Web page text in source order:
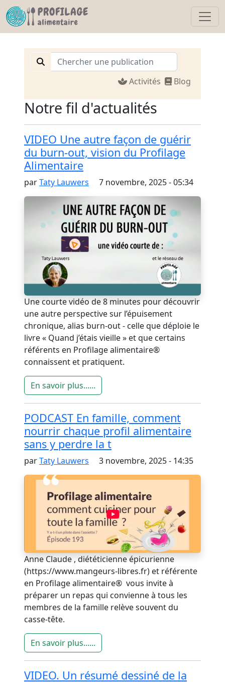
Activités Blog
Notre fil d'actualités
VIDEO Une autre façon de guérir
du burn-out, vision du Profilage
Alimentaire
parTaty Lauwers 7 novembre, 2025 - 05:34
Une courte vidéo de 8 minutes pour découvrir
une autre perspective sur l’épuisement
chronique, alias burn-out - celle que déploie le
livre « Quand j’étais vieille » et que certains
référents en Profilage alimentaire®
connaissent et pratiquent.
En savoir plus......
PODCAST En famille, comment
nourrir chaque profil alimentaire
sans y perdre la t
parTaty Lauwers 3 novembre, 2025 - 14:35
Anne Claude , diététicienne épicurienne
(https://www.mangeurs-libres.fr) et référente
en Profilage alimentaire® vous invite à
préparer un repas qui convienne à tous les
membres de la famille relève souvent du
casse-tête.
En savoir plus......
VIDEO. Un résumé dessiné de la